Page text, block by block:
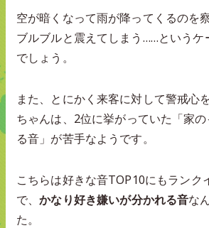
空が暗くなって雨が降ってくるのを
ブルブルと震えてしまう……というケ
でしょう。
また、とにかく来客に対して警戒心
ちゃんは、2位に挙がっていた「家
る音」が苦手なようです。
こちらは好きな音TOP10にもランク
で、かなり好き嫌いが分かれる音な
た。